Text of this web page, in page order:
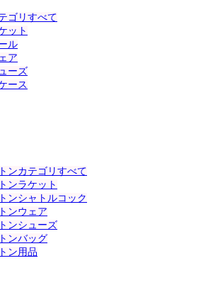
ゴリすべて
ット
ル
ア
ーズ
ース
ンカテゴリすべて
ンラケット
ンシャトルコック
ンウェア
ンシューズ
ンバッグ
ン用品